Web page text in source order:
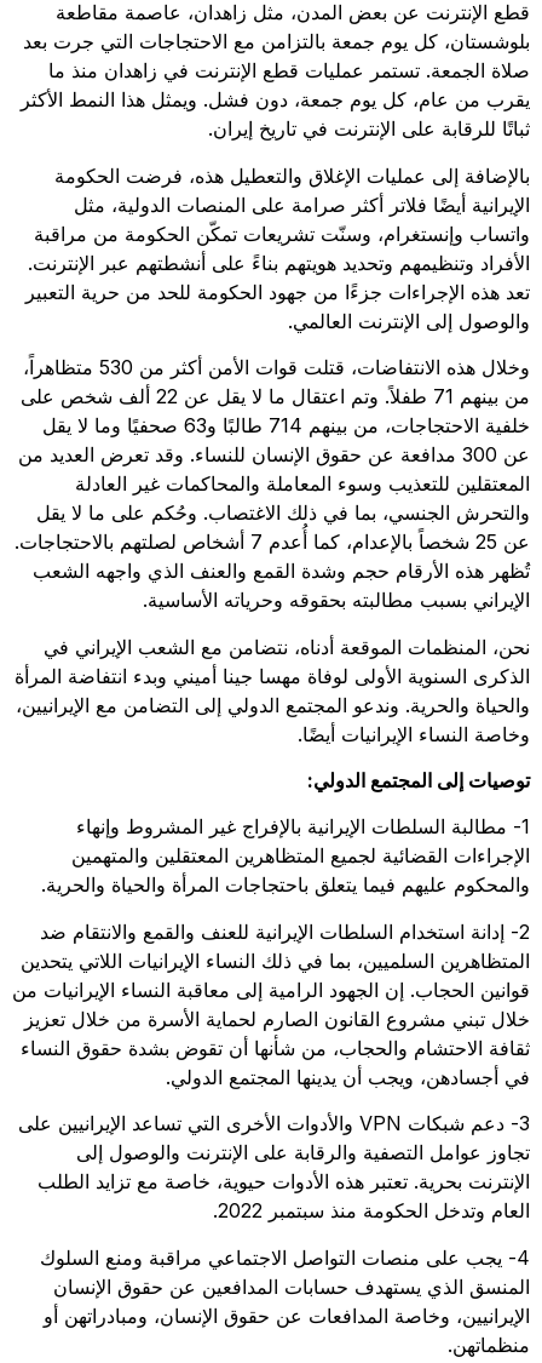
قطع الإنترنت عن بعض المدن، مثل زاهدان، عاصمة مقاطعة
بلوشستان، كل يوم جمعة بالتزامن مع الاحتجاجات التي جرت بعد
صلاة الجمعة. تستمر عمليات قطع الإنترنت في زاهدان منذ ما
يقرب من عام، كل يوم جمعة، دون فشل. ويمثل هذا النمط الأكثر
ثباتًا للرقابة على الإنترنت في تاريخ إيران.
بالإضافة إلى عمليات الإغلاق والتعطيل هذه، فرضت الحكومة
الإيرانية أيضًا فلاتر أكثر صرامة على المنصات الدولية، مثل
واتساب وإنستغرام، وسنّت تشريعات تمكّن الحكومة من مراقبة
الأفراد وتنظيمهم وتحديد هويتهم بناءً على أنشطتهم عبر الإنترنت.
تعد هذه الإجراءات جزءًا من جهود الحكومة للحد من حرية التعبير
والوصول إلى الإنترنت العالمي.
وخلال هذه الانتفاضات، قتلت قوات الأمن أكثر من 530 متظاهراً،
من بينهم 71 طفلاً. وتم اعتقال ما لا يقل عن 22 ألف شخص على
خلفية الاحتجاجات، من بينهم 714 طالبًا و63 صحفيًا وما لا يقل
عن 300 مدافعة عن حقوق الإنسان للنساء. وقد تعرض العديد من
المعتقلين للتعذيب وسوء المعاملة والمحاكمات غير العادلة
والتحرش الجنسي، بما في ذلك الاغتصاب. وحُكم على ما لا يقل
عن 25 شخصاً بالإعدام، كما أُعدم 7 أشخاص لصلتهم بالاحتجاجات.
تُظهر هذه الأرقام حجم وشدة القمع والعنف الذي واجهه الشعب
الإيراني بسبب مطالبته بحقوقه وحرياته الأساسية.
نحن، المنظمات الموقعة أدناه، نتضامن مع الشعب الإيراني في
الذكرى السنوية الأولى لوفاة مهسا جينا أميني وبدء انتفاضة المرأة
والحياة والحرية. وندعو المجتمع الدولي إلى التضامن مع الإيرانيين،
وخاصة النساء الإيرانيات أيضًا.
توصيات إلى المجتمع الدولي:
1- مطالبة السلطات الإيرانية بالإفراج غير المشروط وإنهاء
الإجراءات القضائية لجميع المتظاهرين المعتقلين والمتهمين
والمحكوم عليهم فيما يتعلق باحتجاجات المرأة والحياة والحرية.
2- إدانة استخدام السلطات الإيرانية للعنف والقمع والانتقام ضد
المتظاهرين السلميين، بما في ذلك النساء الإيرانيات اللاتي يتحدين
قوانين الحجاب. إن الجهود الرامية إلى معاقبة النساء الإيرانيات من
خلال تبني مشروع القانون الصارم لحماية الأسرة من خلال تعزيز
ثقافة الاحتشام والحجاب، من شأنها أن تقوض بشدة حقوق النساء
في أجسادهن، ويجب أن يدينها المجتمع الدولي.
3- دعم شبكات VPN والأدوات الأخرى التي تساعد الإيرانيين على
تجاوز عوامل التصفية والرقابة على الإنترنت والوصول إلى
الإنترنت بحرية. تعتبر هذه الأدوات حيوية، خاصة مع تزايد الطلب
العام وتدخل الحكومة منذ سبتمبر 2022.
4- يجب على منصات التواصل الاجتماعي مراقبة ومنع السلوك
المنسق الذي يستهدف حسابات المدافعين عن حقوق الإنسان
الإيرانيين، وخاصة المدافعات عن حقوق الإنسان، ومبادراتهن أو
منظماتهن.